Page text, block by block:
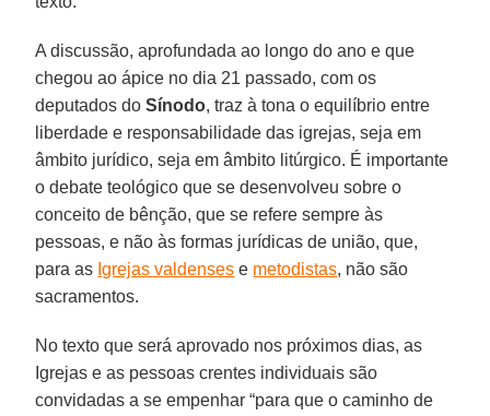
A discussão, aprofundada ao longo do ano e que
chegou ao ápice no dia 21 passado, com os
deputados doSínodo, traz à tona o equilíbrio entre
liberdade e responsabilidade das igrejas, seja em
âmbito jurídico, seja em âmbito litúrgico. É importante
o debate teológico que se desenvolveu sobre o
conceito de bênção, que se refere sempre às
pessoas, e não às formas jurídicas de união, que,
para as Igrejas valdenses e metodistas, não são
sacramentos.
No texto que será aprovado nos próximos dias, as
Igrejas e as pessoas crentes individuais são
convidadas a se empenhar “para que o caminho de